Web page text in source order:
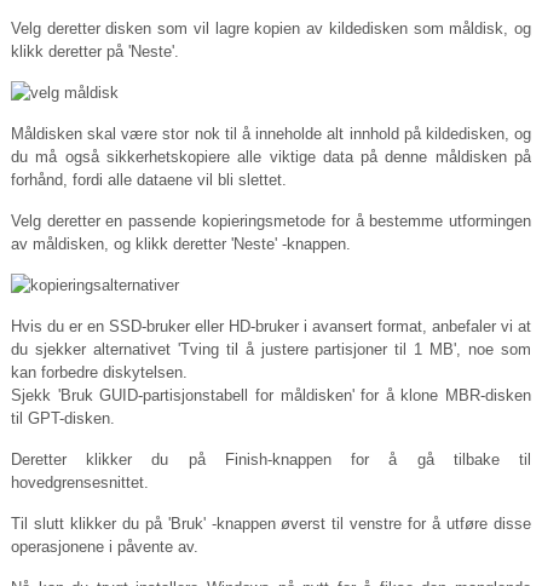
Velg deretter disken som vil lagre kopien av kildedisken som måldisk, og
klikk deretter på 'Neste'.
Måldisken skal være stor nok til å inneholde alt innhold på kildedisken, og
du må også sikkerhetskopiere alle viktige data på denne måldisken på
forhånd, fordi alle dataene vil bli slettet.
Velg deretter en passende kopieringsmetode for å bestemme utformingen
av måldisken, og klikk deretter 'Neste' -knappen.
Hvis du er en SSD-bruker eller HD-bruker i avansert format, anbefaler vi at
du sjekker alternativet 'Tving til å justere partisjoner til 1 MB', noe som
kan forbedre diskytelsen.
Sjekk 'Bruk GUID-partisjonstabell for måldisken' for å klone MBR-disken
til GPT-disken.
Deretter klikker du på Finish-knappen for å gå tilbake til
hovedgrensesnittet.
Til slutt klikker du på 'Bruk' -knappen øverst til venstre for å utføre disse
operasjonene i påvente av.